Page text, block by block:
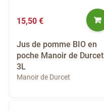
15,50 €
Jus de pomme BIO en
poche Manoir de Durcet
3L
Manoir de Durcet